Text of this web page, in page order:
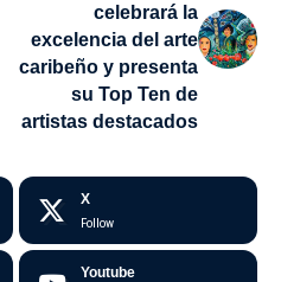
celebrará la
excelencia del arte
caribeño y presenta
su Top Ten de
artistas destacados
X
Follow
Youtube